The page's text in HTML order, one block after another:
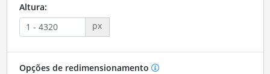
Altura:
px
Opções de redimensionamento